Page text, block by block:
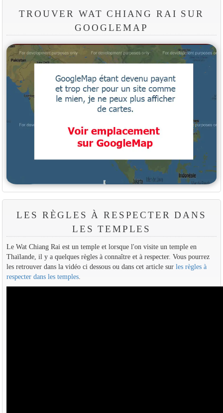
TROUVER WAT CHIANG RAI SUR
GOOGLEMAP
LES RÈGLES À RESPECTER DANS
LES TEMPLES
Le Wat Chiang Rai est un temple et lorsque l'on visite un temple en
Thaïlande, il y a quelques règles à connaître et à respecter. Vous pourrez
les retrouver dans la vidéo ci dessous ou dans cet article sur les règles à
respecter dans les temples.